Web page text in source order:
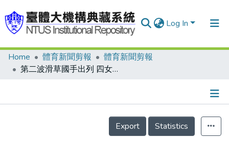
Log In
Communities & Collections
Home 體育新聞剪報
體育新聞剪報
第二波滑草國手出列 四女將架勢足 五虎將集訓佳/角逐世界杯滑草錦標賽 八國手先熟悉奧地利滑道
Details
Export
Statistics